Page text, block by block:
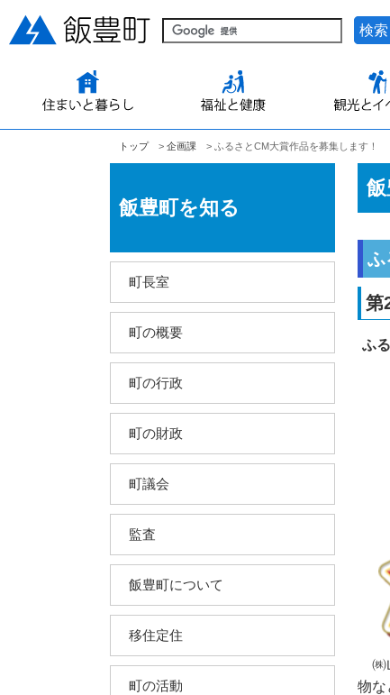
検索
トップ > 企­画課­ > ふるさとCM大賞作品を募集します！
飯豊町を知る
町長室
町の概要
町の行政
町の財政
町議会
監査
飯豊町について
移住定住
町の活動
ふ
第
ふ
㈱
物な